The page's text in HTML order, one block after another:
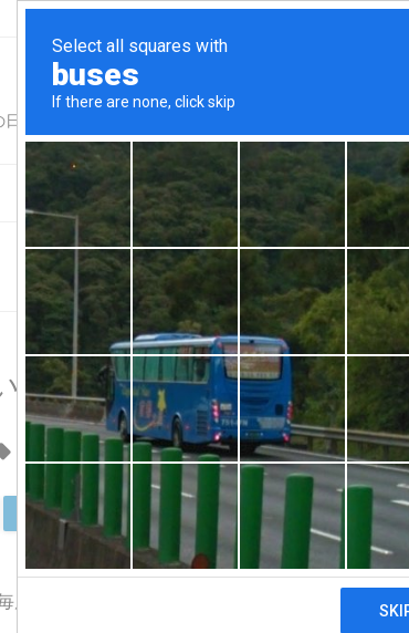
々…for Adults仕様
・・・
ばんや 朝定食 , 東急本店ビアガーデン , 渋谷
LinkedIn Copy
暴風雨に見舞われるけーすけで、御座いま